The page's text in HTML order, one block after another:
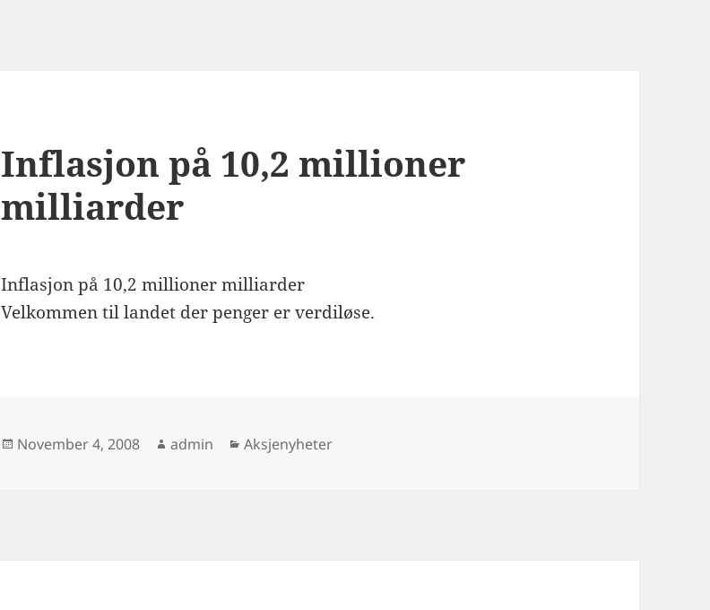
Inflasjon på 10,2 millioner
milliarder
Inflasjon på 10,2 millioner milliarder
Velkommen til landet der penger er verdiløse.
Posted
November 4, 2008 Author
admin Categories
Aksjenyheter